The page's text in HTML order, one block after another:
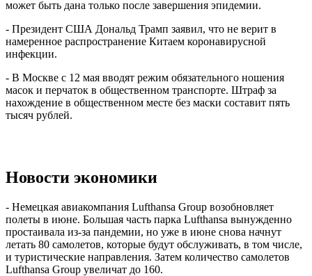
может быть дана только после завершения эпидемии.
- Президент США Дональд Трамп заявил, что не верит в
намеренное распространение Китаем коронавирусной
инфекции.
- В Москве с 12 мая вводят режим обязательного ношения
масок и перчаток в общественном транспорте. Штраф за
нахождение в общественном месте без маски составит пять
тысяч рублей.
Новости экономики
- Немецкая авиакомпания Lufthansa Group возобновляет
полеты в июне. Большая часть парка Lufthansa вынужденно
простаивала из-за пандемии, но уже в июне снова начнут
летать 80 самолетов, которые будут обслуживать, в том числе,
и туристические направления. Затем количество самолетов
Lufthansa Group увеличат до 160.